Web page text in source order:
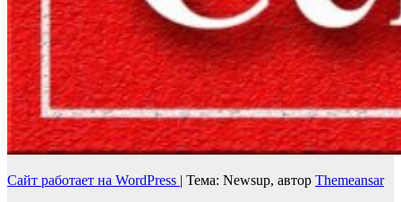
Сайт работает на WordPress | Тема: Newsup, автор Themeansar